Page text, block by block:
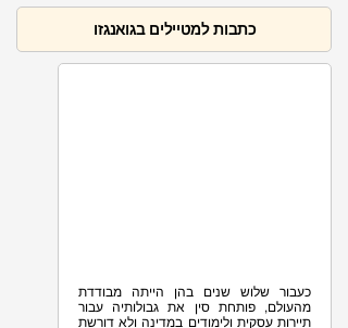
כתבות למטיילים בגואנגזו
כעבור שלוש שנים בהן הייתה מבודדת
מהעולם, פותחת סין את גבולותיה עבור
תיירות עסקית ולימודים במדינה ולא דורשת